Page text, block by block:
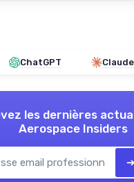
ChatGPT Claude
les dernières
Aerospace Insiders